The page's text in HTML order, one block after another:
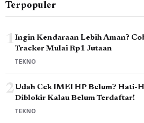
Terpopuler
1Ingin Kendaraan Lebih Aman?
Tracker Mulai Rp1 Jutaan
TEKNO
2Udah Cek IMEI HP Belum? Hati-
Diblokir Kalau Belum Terdaftar!
TEKNO